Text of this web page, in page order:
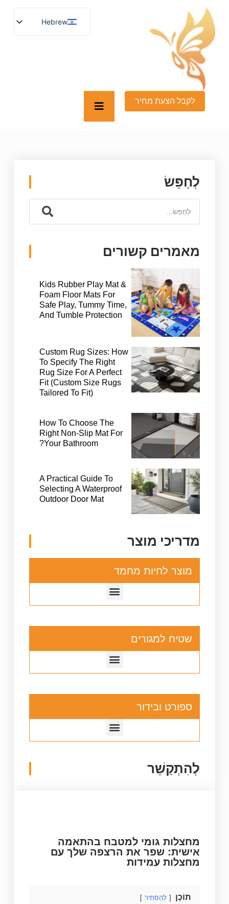
Hebrew
English
Korean
Japanese
Portuguese
לקבל הצעת מחיר
לְחַפֵּשׂ
מאמרים קשורים
Kids Rubber Play Mat &
Foam Floor Mats For
Safe Play, Tummy Time,
And Tumble Protection
Custom Rug Sizes: How
To Specify The Right
Rug Size For A Perfect
Fit (Custom Size Rugs
Tailored To Fit)
How To Choose The
Right Non-Slip Mat For
Your Bathroom?
A Practical Guide To
Selecting A Waterproof
Outdoor Door Mat
מדריכי מוצר
מוצר לחיות מחמד
שטיח למגורים
ספורט ובידור
לְהִתְקַשֵׁר
מחצלות גומי למטבח בהתאמה
אישית: שפר את הרצפה שלך עם
מחצלות עמידות
תוֹכֶן לְהַסתִיר